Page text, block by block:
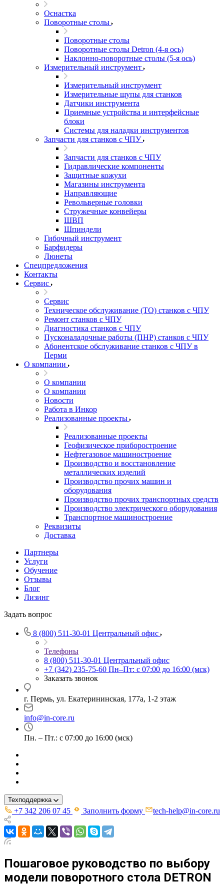
Оснастка
Поворотные столы
Поворотные столы
Поворотные столы Detron (4-я ось)
Наклонно-поворотные столы (5-я ось)
Измерительный инструмент
Измерительный инструмент
Измерительные щупы для станков
Датчики инструмента
Приемные устройства и интерфейсные
блоки
Системы для наладки инструментов
Запчасти для станков с ЧПУ
Запчасти для станков с ЧПУ
Гидравлические компоненты
Защитные кожухи
Магазины инструмента
Направляющие
Револьверные головки
Стружечные конвейеры
ШВП
Шпиндели
Гибочный инструмент
Барфидеры
Люнеты
Спецпредложения
Контакты
Сервис
Сервис
Техническое обслуживание (ТО) станков с ЧПУ
Ремонт станков с ЧПУ
Диагностика станков с ЧПУ
Пусконаладочные работы (ПНР) станков с ЧПУ
Абонентское обслуживание станков с ЧПУ в
Перми
О компании
О компании
О компании
Новости
Работа в Инкор
Реализованные проекты
Реализованные проекты
Геофизическое приборостроение
Нефтегазовое машиностроение
Производство и восстановление
металлических изделий
Производство прочих машин и
оборудования
Производство прочих транспортных средств
Производство электрического оборудования
Транспортное машиностроение
Реквизиты
Доставка
Партнеры
Услуги
Обучение
Отзывы
Блог
Лизинг
Задать вопрос
8 (800) 511-30-01 Центральный офис
Телефоны
8 (800) 511-30-01 Центральный офис
+7 (342) 235-75-60 Пн–Пт: с 07:00 до 16:00 (мск)
Заказать звонок
г. Пермь, ул. ​Екатерининская, 177а, ​1-2 этаж
info@in-core.ru
Пн. – Пт.: с 07:00 до 16:00 (мск)
Техподдержка
+7 342 206 07 45 Заполнить форму tech-help@in-core.ru
Пошаговое руководство по выбору
модели поворотного стола DETRON